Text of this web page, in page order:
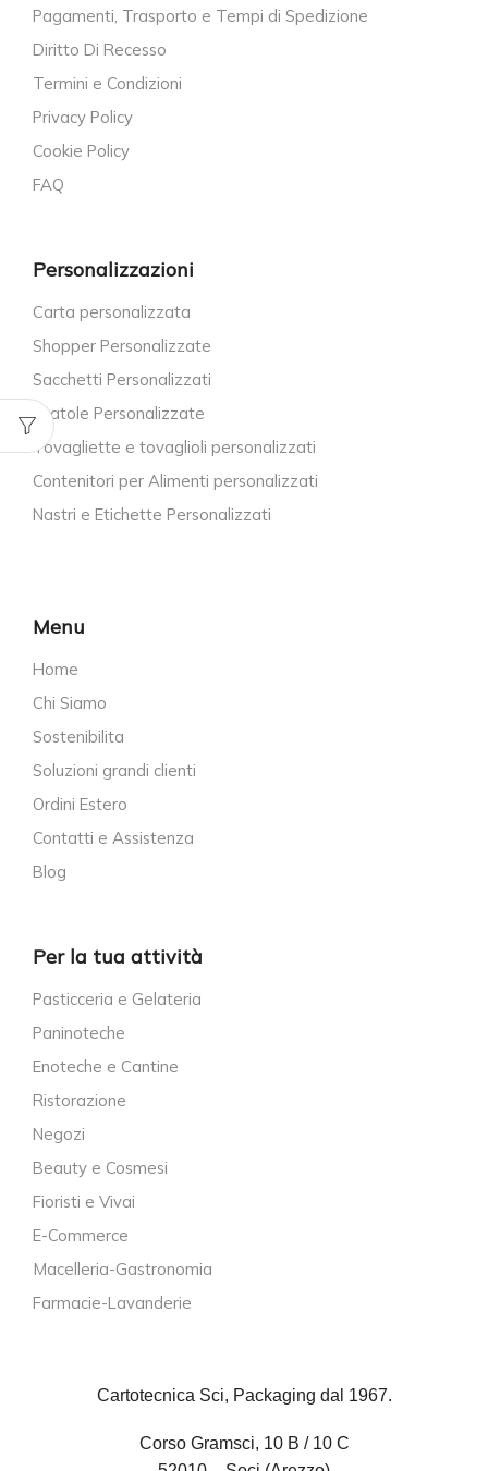
Pagamenti, Trasporto e Tempi di Spedizione
Diritto Di Recesso
Termini e Condizioni
Privacy Policy
Cookie Policy
FAQ
Personalizzazioni
Carta personalizzata
Shopper Personalizzate
Sacchetti Personalizzati
Scatole Personalizzate
Tovagliette e tovaglioli personalizzati
Contenitori per Alimenti personalizzati
Nastri e Etichette Personalizzati
Menu
Home
Chi Siamo
Sostenibilita
Soluzioni grandi clienti
Ordini Estero
Contatti e Assistenza
Blog
Per la tua attività
Pasticceria e Gelateria
Paninoteche
Enoteche e Cantine
Ristorazione
Negozi
Beauty e Cosmesi
Fioristi e Vivai
E-Commerce
Macelleria-Gastronomia
Farmacie-Lavanderie
Cartotecnica Sci, Packaging dal 1967.
Corso Gramsci, 10 B / 10 C